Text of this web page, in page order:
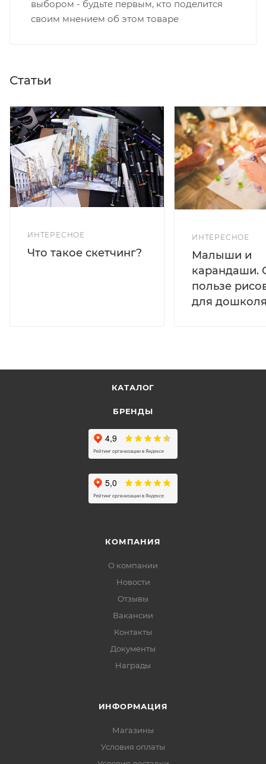
выбором - будьте первым, кто поделится
своим мнением об этом товаре
Статьи
ИНТЕРЕСНОЕ
Что такое скетчинг?
ИНТЕРЕСНОЕ
Малыши и
карандаши.
пользе
для
КАТАЛОГ
БРЕНДЫ
КОМПАНИЯ
О компании
Новости
Отзывы
Вакансии
Контакты
Документы
Награды
ИНФОРМАЦИЯ
Магазины
Условия оплаты